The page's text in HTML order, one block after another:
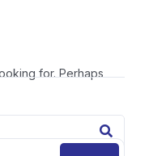
for. Perhaps